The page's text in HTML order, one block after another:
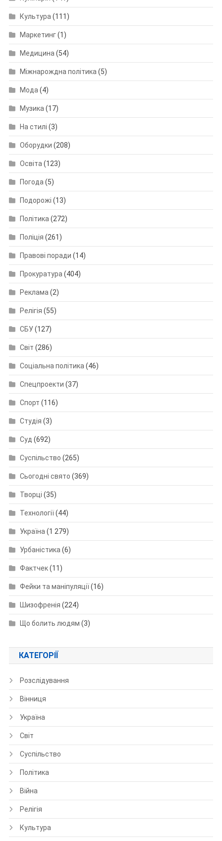
Культура (111)
Маркетинг(1)
Медицина (54)
Міжнарождна політика (5)
Мода (4)
Музика (17)
На стилі (3)
Оборудки (208)
Освіта (123)
Погода (5)
Подорожі (13)
Політика (272)
Поліція (261)
Правові поради (14)
Прокуратура (404)
Реклама (2)
Релігія (55)
СБУ(127)
Світ (286)
Соціальна політика (46)
Спецпроекти (37)
Спорт (116)
Студія (3)
Суд (692)
Суспільство (265)
Сьогодні свято (369)
Творці (35)
Технології(44)
Україна (1 279)
Урбаністика (6)
Фактчек(11)
Фейки та маніпуляції(16)
Шизофренія (224)
Що болить людям (3)
КАТЕГОРІЇ
Розслідування
Вінниця
Україна
Світ
Суспільство
Політика
Війна
Релігія
Культура